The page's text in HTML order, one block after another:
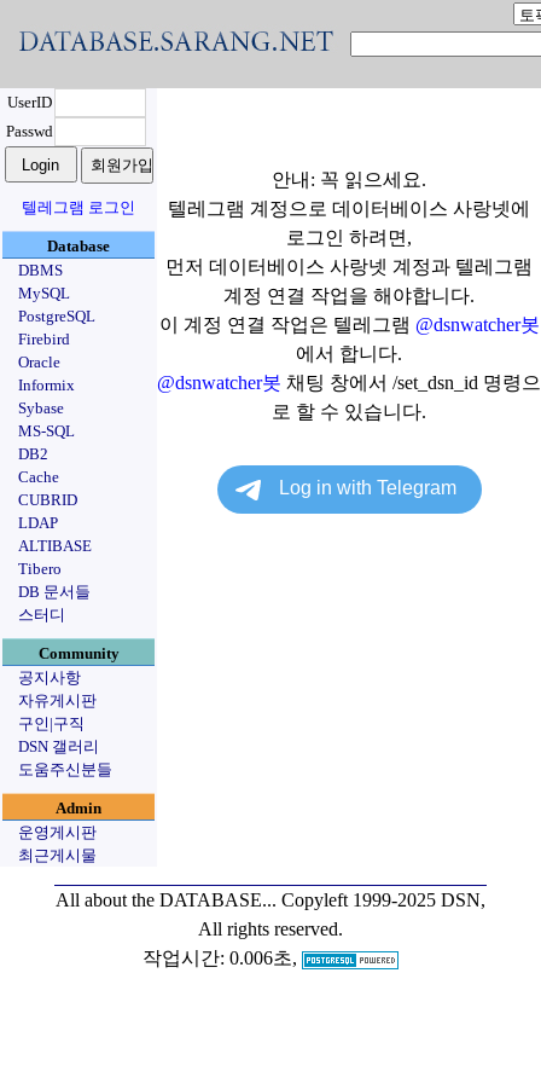
UserID
Passwd
텔레그램 로그인
Database
DBMS
MySQL
PostgreSQL
Firebird
Oracle
Informix
Sybase
MS-SQL
DB2
Cache
CUBRID
LDAP
ALTIBASE
Tibero
DB 문서들
스터디
Community
공지사항
자유게시판
구인|구직
DSN 갤러리
도움주신분들
Admin
운영게시판
최근게시물
안내: 꼭 읽으세요.
텔레그램 계정으로 데이터베이스 사랑넷에
로그인 하려면,
먼저 데이터베이스 사랑넷 계정과 텔레그램
계정 연결 작업을 해야합니다.
이 계정 연결 작업은 텔레그램 @dsnwatcher봇
에서 합니다.
@dsnwatcher봇 채팅 창에서 /set_dsn_id 명령으
로 할 수 있습니다.
All about the DATABASE... Copyleft 1999-2025 DSN,
All rights reserved.
작업시간: 0.006초,